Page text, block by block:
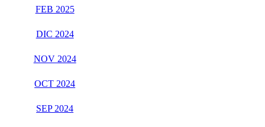
FEB 2025
DIC 2024
NOV 2024
OCT 2024
SEP 2024